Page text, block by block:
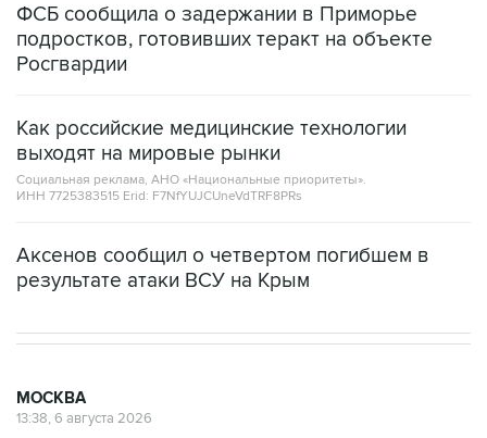
ФСБ сообщила о задержании в Приморье
подростков, готовивших теракт на объекте
Росгвардии
Как российские медицинские технологии
выходят на мировые рынки
Социальная реклама, АНО «Национальные приоритеты».
ИНН 7725383515 Erid: F7NfYUJCUneVdTRF8PRs
Аксенов сообщил о четвертом погибшем в
результате атаки ВСУ на Крым
МОСКВА
13:38, 6 августа 2026